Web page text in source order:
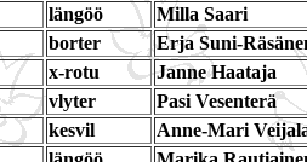
längöö
Milla Saari
borter
Erja Suni-
x-rotu
Janne Haataja
vlyter
Pasi Vesenterä
kesvil
Anne-Mari